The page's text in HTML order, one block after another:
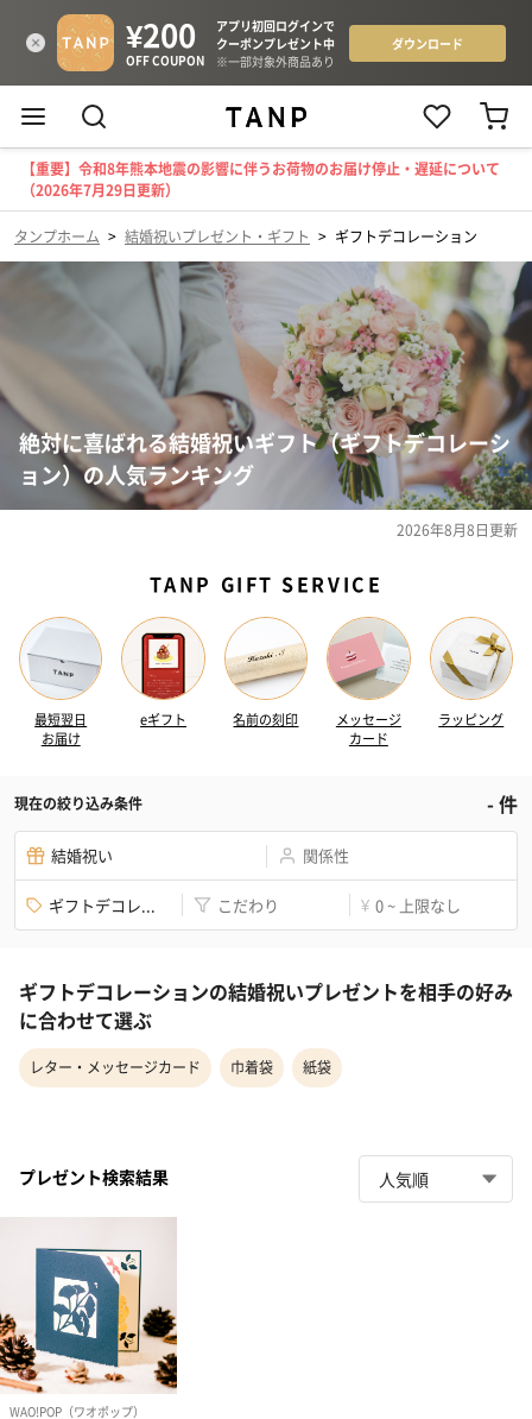
【重要】令和8年熊本地震の影響に伴うお荷物のお届け停止・遅延について
（2026年7月29日更新）
タンプホーム > 結婚祝いプレゼント・ギフト > ギフトデコレーション
絶対に喜ばれる結婚祝いギフト（ギフトデコレーシ
ョン）の人気ランキング
2026年8月8日更新
TANP GIFT SERVICE
最短翌日
お届け
eギフト 名前の刻印
メッセージ
カード
ラッピング
現在の絞り込み条件 -件
結婚祝い 関係性
ギフトデコレ... こだわり ¥ 0 ~ 上限なし
ギフトデコレーションの結婚祝いプレゼントを相手の好み
に合わせて選ぶ
レター・メッセージカード 巾着袋 紙袋
プレゼント検索結果